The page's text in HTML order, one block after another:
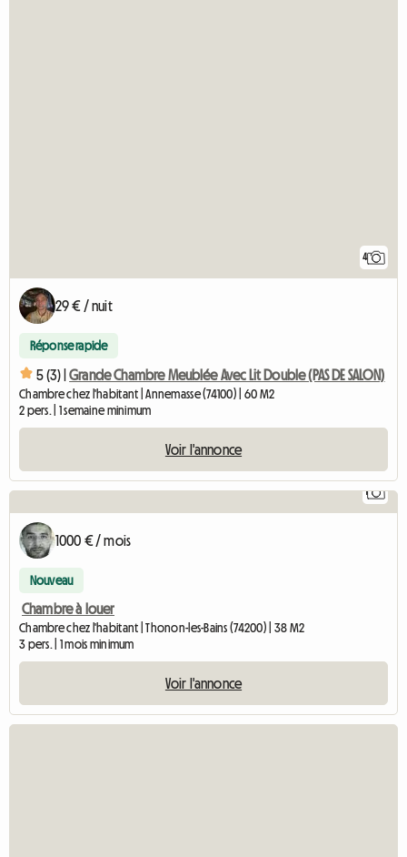
4
29 € / nuit
Réponse rapide
5 (3) | Grande Chambre Meublée Avec Lit Double (PAS DE SALON)
Chambre chez l'habitant | Annemasse (74100) | 60 M2
2 pers. | 1 semaine minimum
Voir l'annonce
1
1000 € / mois
Nouveau
Chambre à louer
Chambre chez l'habitant | Thonon-les-Bains (74200) | 38 M2
3 pers. | 1 mois minimum
Voir l'annonce